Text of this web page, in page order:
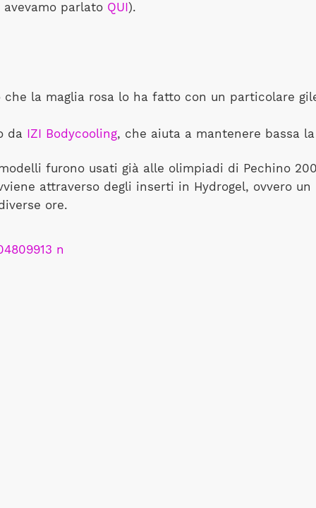
parlato QUI).
la maglia rosa lo ha fatto con un particolare
da IZI Bodycooling, che aiuta a mantenere bassa
furono usati già alle olimpiadi di Pechino
attraverso degli inserti in Hydrogel, ovvero
ore.